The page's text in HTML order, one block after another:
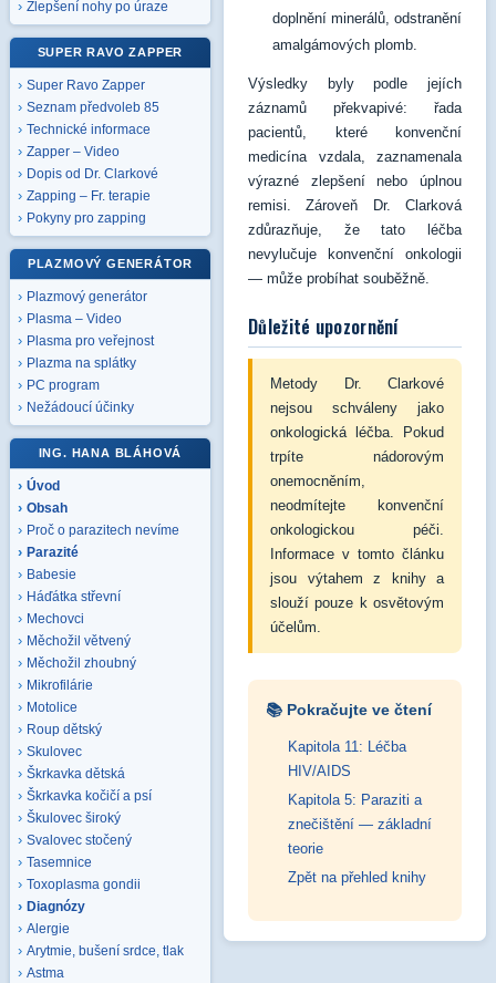
Zlepšení nohy po úraze
SUPER RAVO ZAPPER
Super Ravo Zapper
Seznam předvoleb 85
Technické informace
Zapper – Video
Dopis od Dr. Clarkové
Zapping – Fr. terapie
Pokyny pro zapping
PLAZMOVÝ GENERÁTOR
Plazmový generátor
Plasma – Video
Plasma pro veřejnost
Plazma na splátky
PC program
Nežádoucí účinky
ING. HANA BLÁHOVÁ
Úvod
Obsah
Proč o parazitech nevíme
Parazité
Babesie
Háďátka střevní
Mechovci
Měchožil větvený
Měchožil zhoubný
Mikrofilárie
Motolice
Roup dětský
Skulovec
Škrkavka dětská
Škrkavka kočičí a psí
Škulovec široký
Svalovec stočený
Tasemnice
Toxoplasma gondii
Diagnózy
Alergie
Arytmie, bušení srdce, tlak
Astma
doplnění minerálů, odstranění
amalgámových plomb.
Výsledky byly podle jejích
záznamů překvapivé: řada
pacientů, které konvenční
medicína vzdala, zaznamenala
výrazné zlepšení nebo úplnou
remisi. Zároveň Dr. Clarková
zdůrazňuje, že tato léčba
nevylučuje konvenční onkologii
— může probíhat souběžně.
Důležité upozornění
Metody Dr. Clarkové
nejsou schváleny jako
onkologická léčba. Pokud
trpíte nádorovým
onemocněním,
neodmítejte konvenční
onkologickou péči.
Informace v tomto článku
jsou výtahem z knihy a
slouží pouze k osvětovým
účelům.
📚 Pokračujte ve čtení
Kapitola 11: Léčba
HIV/AIDS
Kapitola 5: Paraziti a
znečištění — základní
teorie
Zpět na přehled knihy